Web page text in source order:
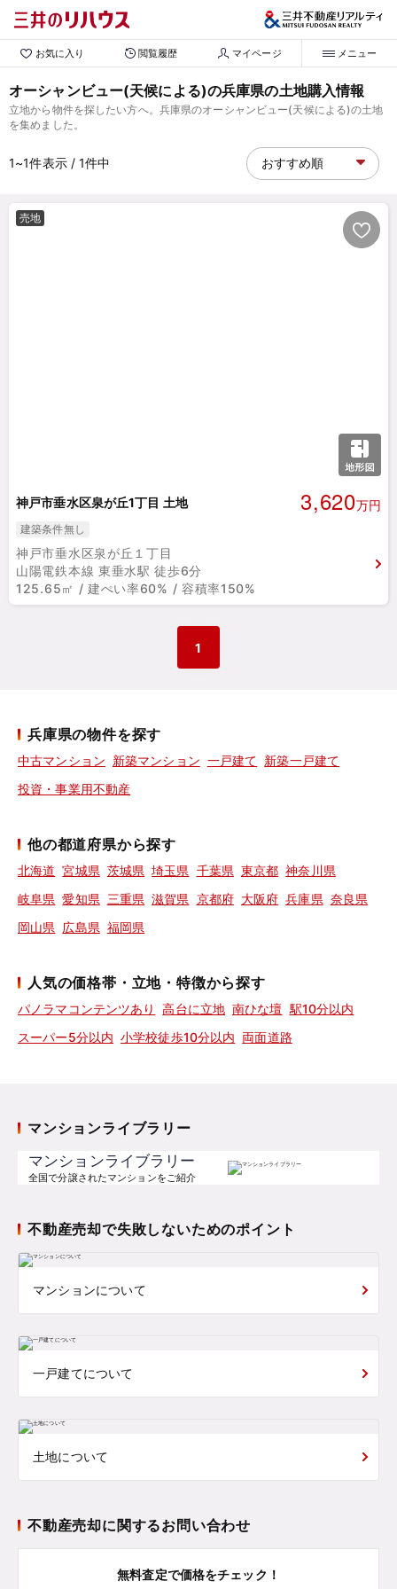
お気に入り 閲覧履歴 マイページ メニュー
オーシャンビュー(天候による)の兵庫県の土地購入情報
立地から物件を探したい方へ。兵庫県のオーシャンビュー(天候による)の土地
を集めました。
1~1件表示/ 1件中
売地
神戸市垂水区泉が丘1丁目 土地 3,620万円
建築条件無し
神戸市垂水区泉が丘１丁目
山陽電鉄本線 東垂水駅 徒歩6分
125.65㎡ / 建ぺい率60% / 容積率150%
1
兵庫県の物件を探す
中古マンション 新築マンション 一戸建て 新築一戸建て
投資・事業用不動産
他の都道府県から探す
北海道 宮城県 茨城県 埼玉県 千葉県 東京都 神奈川県
岐阜県 愛知県 三重県 滋賀県 京都府 大阪府 兵庫県 奈良県
岡山県 広島県 福岡県
人気の価格帯・立地・特徴から探す
パノラマコンテンツあり 高台に立地 南ひな壇 駅10分以内
スーパー5分以内 小学校徒歩10分以内 両面道路
マンションライブラリー
マンションライブラリー
全国で分譲されたマンションをご紹介
不動産売却で失敗しないためのポイント
マンションについて
一戸建てについて
土地について
不動産売却に関するお問い合わせ
無料査定で価格をチェック！